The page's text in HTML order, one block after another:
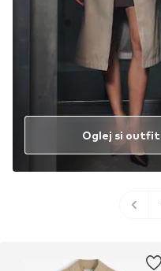
Oglej si outfit